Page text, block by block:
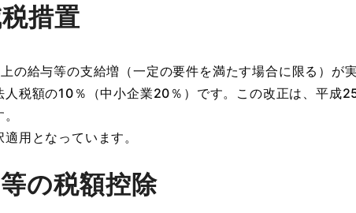
措置
給与等の支給増（一定の要件を満たす場合に限る）が
税額の10％（中小企業20％）です。この改正は、平成
用となっています。
の税額控除